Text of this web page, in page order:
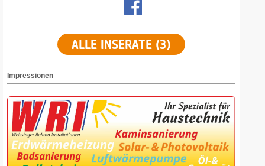
ALLE INSERATE (3)
Impressionen